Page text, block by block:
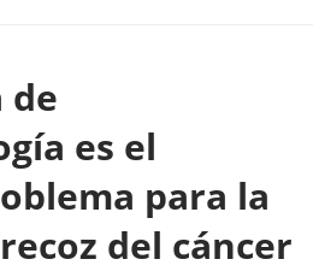
de
es el
para la
del cáncer